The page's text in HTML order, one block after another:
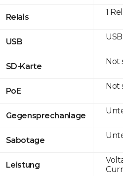
Relais
USB
SD-Karte
PoE
Gegensprechanlage
Sabotage
Leistung
1
Not
Not